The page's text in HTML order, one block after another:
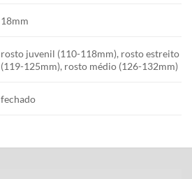
18mm
rosto juvenil (110-118mm), rosto estreito
(119-125mm), rosto médio (126-132mm)
fechado